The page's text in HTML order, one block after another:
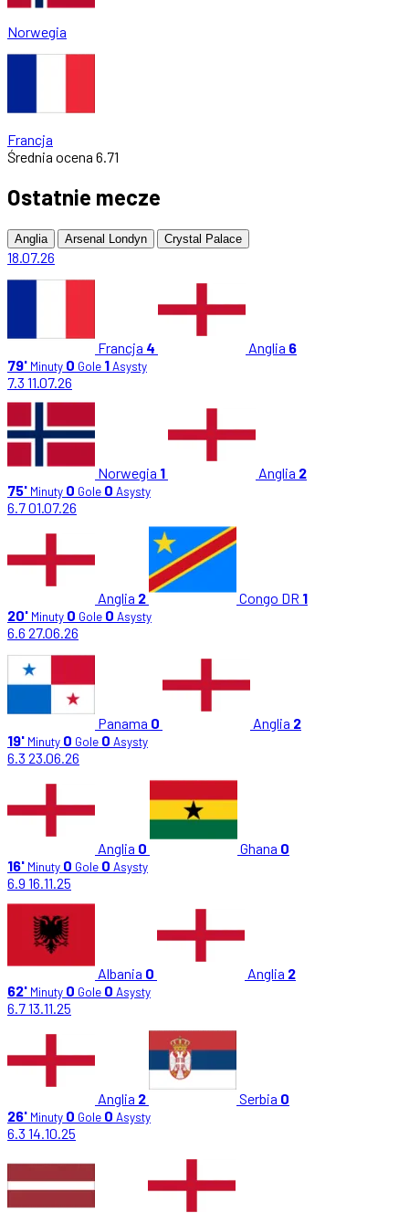
Norwegia
Francja
Średnia ocena 6.71
Ostatnie mecze
Anglia Arsenal Londyn Crystal Palace
18.07.26
Francja 4 Anglia 6
79' Minuty 0 Gole 1Asysty
7.3 11.07.26
Norwegia 1 Anglia 2
75' Minuty 0 Gole 0 Asysty
6.701.07.26
Anglia 2 Congo DR 1
20' Minuty 0 Gole 0 Asysty
6.6 27.06.26
Panama 0 Anglia 2
19' Minuty 0 Gole 0 Asysty
6.3 23.06.26
Anglia 0 Ghana 0
16' Minuty 0 Gole 0 Asysty
6.9 16.11.25
Albania 0 Anglia 2
62' Minuty 0 Gole 0 Asysty
6.713.11.25
Anglia 2 Serbia 0
26' Minuty 0 Gole 0 Asysty
6.3 14.10.25